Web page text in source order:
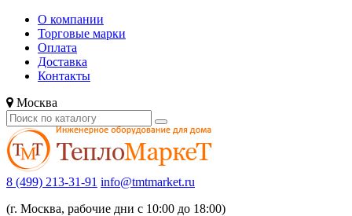
О компании
Торговые марки
Оплата
Доставка
Контакты
Москва
8 (499) 213-31-91 info@tmtmarket.ru
(г. Москва, рабочие дни с 10:00 до 18:00)